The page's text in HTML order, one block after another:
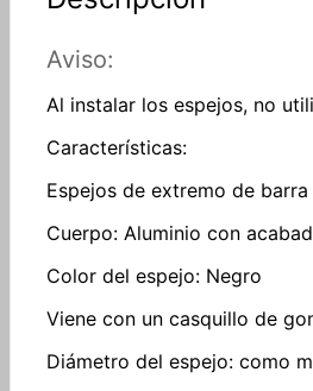
Aviso:
Al instalar los espejos, no
Características:
Espejos de extremo de
Cuerpo: Aluminio con
Color del espejo: Negro
Viene con un casquillo de
Diámetro del espejo: como